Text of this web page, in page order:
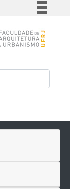
BR
informação